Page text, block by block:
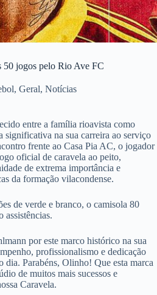
50 jogos pelo Rio Ave FC
, Geral, Notícias
entre a família rioavista como
significativa na sua carreira ao serviço
frente ao Casa Pia AC, o jogador
oficial de caravela ao peito,
de extrema importância e
da formação vilacondense.
de verde e branco, o camisola 80
assistências.
por este marco histórico na sua
profissionalismo e dedicação
dia. Parabéns, Olinho! Que esta marca
de muitos mais sucessos e
Caravela.